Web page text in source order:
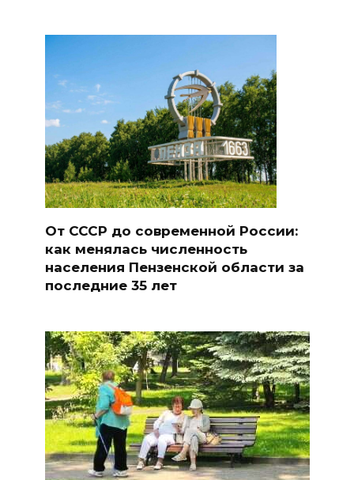
От СССР до современной России:
как менялась численность
населения Пензенской области за
последние 35 лет